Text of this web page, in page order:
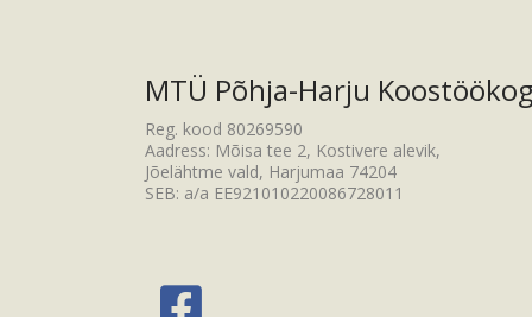
MTÜ Põhja-Harju
Reg. kood 80269590
Aadress: Mõisa tee 2, Kostivere alevik,
Jõelähtme vald, Harjumaa 74204
SEB: a/a EE921010220086728011